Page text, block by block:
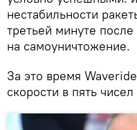
нестабильности
третьей минуте
на самоуничтожение.
За это время
скорости в пять